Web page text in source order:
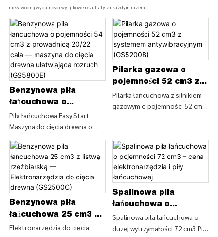
niezawodną wydajność i wyjątkowe rezultaty za każdym razem.
Benzynowa piła
łańcuchowa o
pojemności 54 cm3 z
prowadnicą 20/22 cala
drewna ułatwiająca
rozruch (GS5800E)
Piła łańcuchowa Easy Start
Maszyna do cięcia drewna o
piła łańcuchowa z prowadnicą
20/22 cala (GS5800E). Znajdź
szczegóły i cenę na temat
elektronarzędzia do kosiarki do
trawy firmy Easy Start Piła
łańcuchowa o pojemności 54
cm3 Maszyna do cięcia drewna
Benzynowa piła łańcuchowa z
Pilarka gazowa o
pojemności 52 cm3 z
systemem
antywibracyjnym
Pilarka łańcuchowa z silnikiem
gazowym o pojemności 52 cm3
cenę dotyczącą piły
łańcuchowej Spalinowa piła
łańcuchowa z Pilarka
łańcuchowa z silnikiem
gazowym o pojemności 52 cm3
z systemem antywibracyjnym
(GS5200B) - CHINY GTL TOOLS
LIMITED
Benzynowa piła
łańcuchowa 25 cm3 z
listwą rzeźbiarską —
Elektronarzędzia do cięcia
Spalinowa piła
łańcuchowa o
pojemności 72 cm3 –
cena elektronarzędzia
Spalinowa piła łańcuchowa o
dużej wytrzymałości 72 cm3 Piła